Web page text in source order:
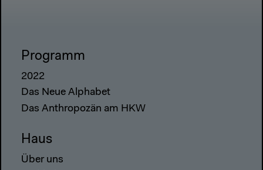
Programm
2022
Das Neue Alphabet
Das Anthropozän am HKW
Haus
Über uns